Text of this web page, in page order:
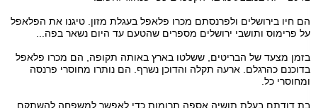
הם חיו בירושלים ולפרנסתם מכרו פלאפל בעגלת מזון. טיגנו את הפלאפל
על פרימוס ותושבי ירושלים מספרים שהטעם עד היום נשאר בפה...
בזמן מצעד של הבריטים, ששלטו בארץ באותה תקופה, הם מכרו פלאפל
בדוכנם כהרגלם. ארעה תקלה והדוכן נשרף. הם נותרו מחוסרי פרנסה
ומחוסרי כל.
בת דודתם בעלת תושיה אספה תרומות כדי לאפשר למשפחה להשתקם,